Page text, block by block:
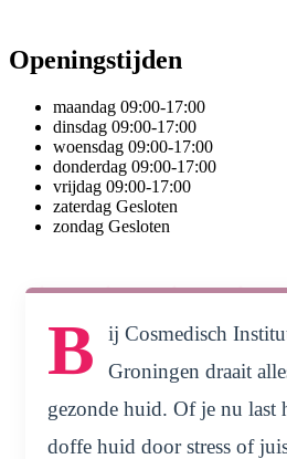
Openingstijden
maandag 09:00-17:00
dinsdag 09:00-17:00
woensdag 09:00-17:00
donderdag 09:00-17:00
vrijdag 09:00-17:00
zaterdag Gesloten
zondag Gesloten
B
ij Cosmedisch
Groningen draait
gezonde huid. Of je nu last
doffe huid door stress of